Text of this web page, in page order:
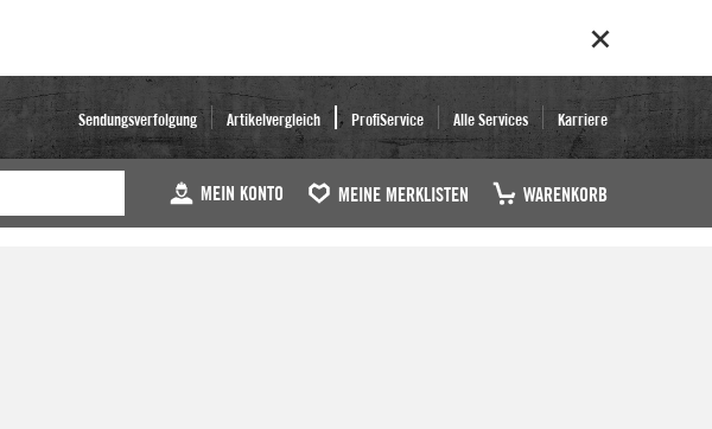
Sendungsverfolgung Artikelvergleich ProfiService Alle Services Karriere
MEIN KONTO MEINE MERKLISTEN WARENKORB